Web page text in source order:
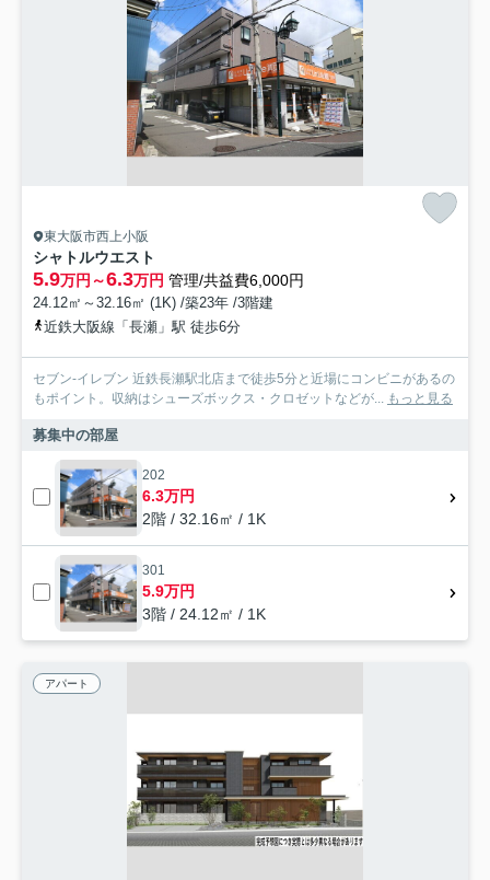
東大阪市西上小阪
シャトルウエスト
5.9万円～6.3万円 管理/共益費6,000円
24.12㎡～32.16㎡ (1K) /築23年 /3階建
近鉄大阪線「長瀬」駅 徒歩6分
セブン-イレブン 近鉄長瀬駅北店まで徒歩5分と近場にコンビニがあるの
もポイント。収納はシューズボックス・クロゼットなどが...
もっと見る
募集中の部屋
202
6.3万円
2階 / 32.16㎡ / 1K
301
5.9万円
3階 / 24.12㎡ / 1K
アパート